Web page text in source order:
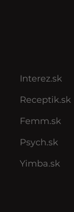
Interez.sk
Receptik.sk
Femm.sk
Psych.sk
Yimba.sk